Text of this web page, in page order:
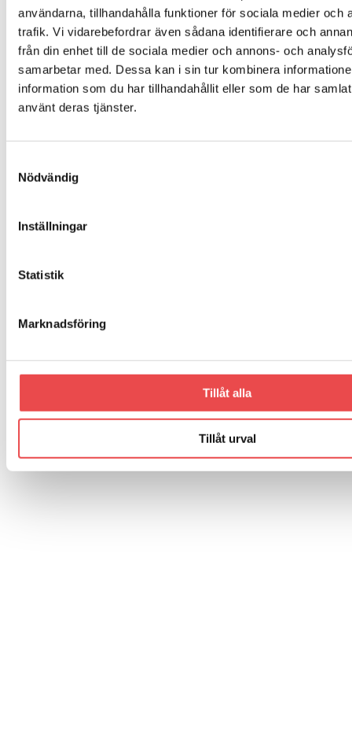
användarna, tillhandahålla funktioner för sociala medier och
trafik. Vi vidarebefordrar även sådana identifierare och
från din enhet till de sociala medier och annons- och
samarbetar med. Dessa kan i sin tur kombinera
information som du har tillhandahållit eller som de har
använt deras tjänster.
Nödvändig
Inställningar
Statistik
Marknadsföring
Tillåt alla
Tillåt urval